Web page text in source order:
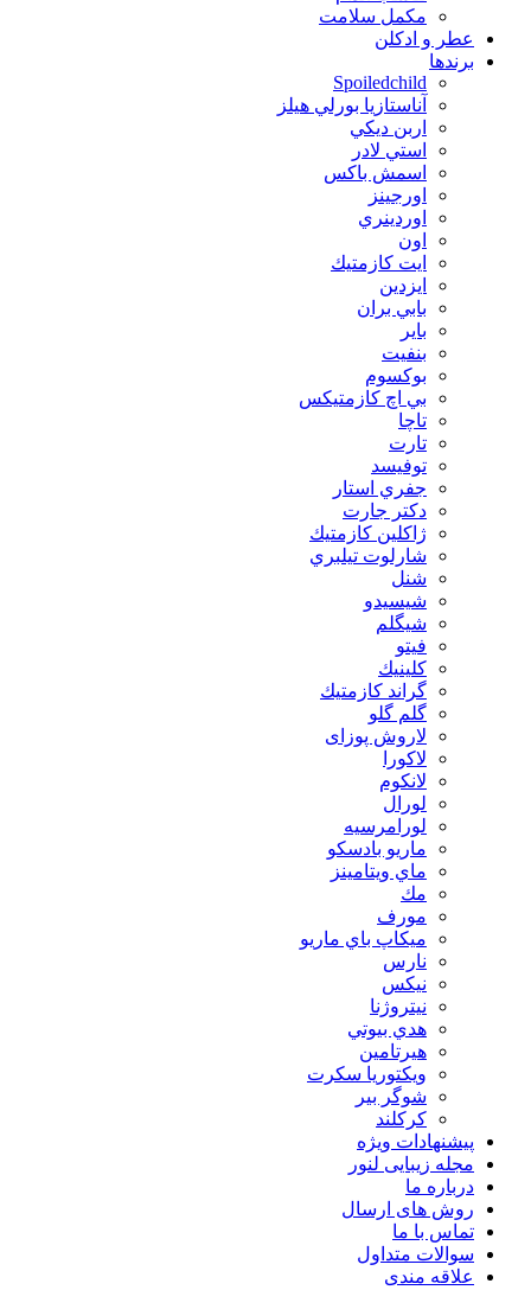
مکمل سلامت
عطر و ادکلن
برندها
Spoiledchild
آناستازيا بورلي هيلز
اربن ديكي
استي لادر
اسمش باكس
اورجينز
اوردينري
اون
ايت كازمتيك
ايزدين
بابي بران
بایر
بنفيت
بوكسوم
بي اچ كازمتيكس
تاچا
تارت
توفيسد
جفري استار
دكتر جارت
ژاكلين كازمتيك
شارلوت تيلبري
شنل
شيسيدو
شیگلم
فيتو
كلينيك
گراند كازمتيك
گلم گلو
لاروش پوزای
لاكورا
لانكوم
لورال
لورامرسيه
ماريو بادسكو
ماي ويتامينز
مك
مورف
ميكاپ باي ماريو
نارس
نيكس
نیتروژنا
هدي بيوتي
هیرتامین
ویکتوریا سکرت
شوگر بير
کرکلند
پیشنهادات ویژه
مجله زیبایی لنور
درباره ما
روش های ارسال
تماس با ما
سوالات متداول
علاقه مندی